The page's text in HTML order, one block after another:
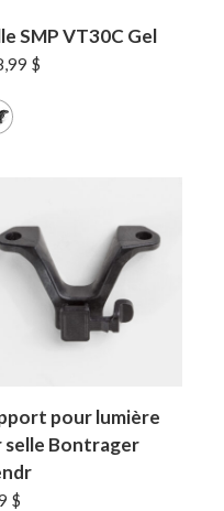
SMP VT30C Gel
$
pour lumière
selle Bontrager
$